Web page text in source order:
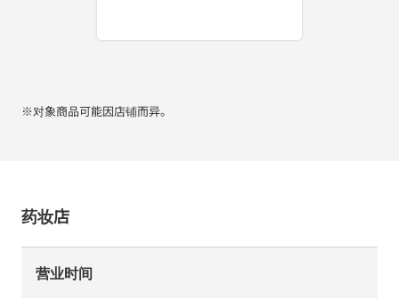
※对象商品可能因店铺而异。
药妆店
营业时间